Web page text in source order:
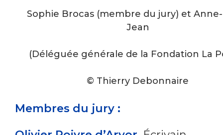
Sophie Brocas (membre du jury) et
Jean
(Déléguée générale de la Fondation La
© Thierry Debonnaire
Membres du jury :